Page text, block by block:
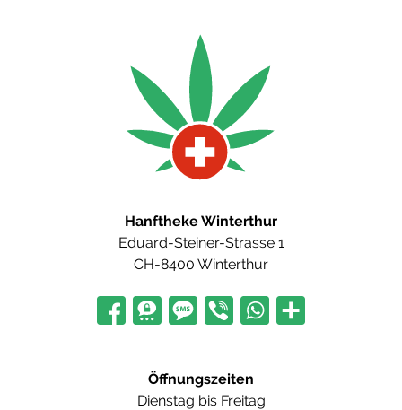
Hanftheke Winterthur
Eduard-Steiner-Strasse 1
CH-8400 Winterthur
Öffnungszeiten
Dienstag bis Freitag